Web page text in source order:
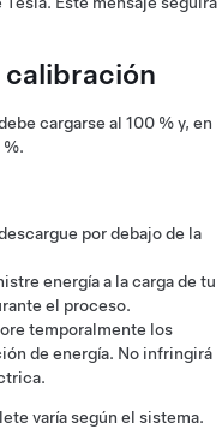
cargarse al 100 % y, en
por debajo de la
energía a la carga de tu
el proceso.
temporalmente los
de energía. No infringirá
varía según el sistema.